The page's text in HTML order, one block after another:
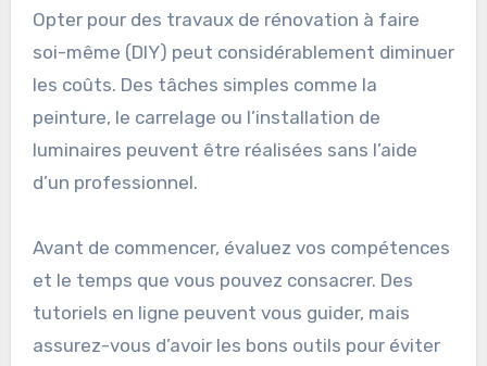
Opter pour des travaux de rénovation à faire
soi-même (DIY) peut considérablement diminuer
les coûts. Des tâches simples comme la
peinture, le carrelage ou l’installation de
luminaires peuvent être réalisées sans l’aide
d’un professionnel.
Avant de commencer, évaluez vos compétences
et le temps que vous pouvez consacrer. Des
tutoriels en ligne peuvent vous guider, mais
assurez-vous d’avoir les bons outils pour éviter